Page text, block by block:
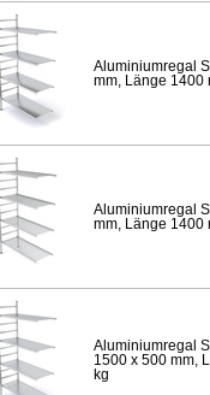
Aluminiumregal
mm, Länge 1400
Aluminiumregal
mm, Länge 1400
Aluminiumregal
1500 x 500 mm,
kg